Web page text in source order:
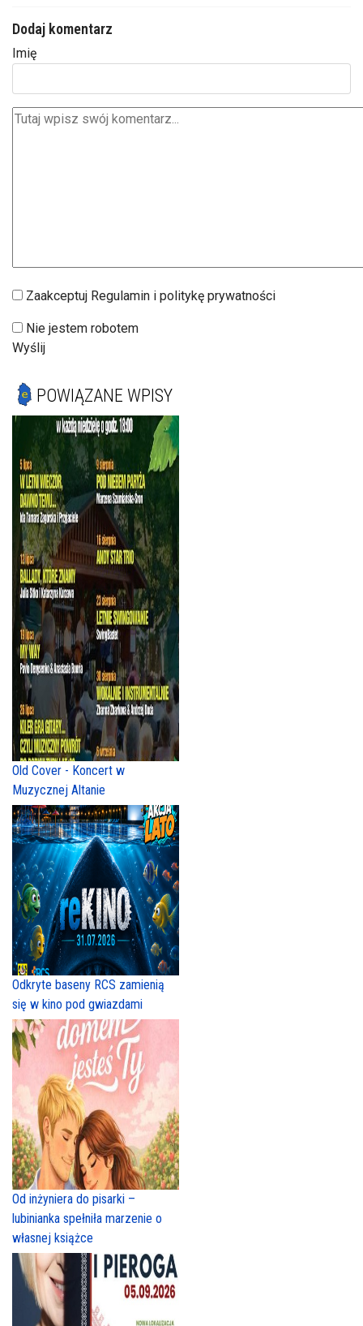
Dodaj komentarz
Imię
Zaakceptuj Regulamin i politykę prywatności
Nie jestem robotem
Wyślij
POWIĄZANE WPISY
Old Cover - Koncert w
Muzycznej Altanie
Odkryte baseny RCS zamienią
się w kino pod gwiazdami
Od inżyniera do pisarki –
lubinianka spełniła marzenie o
własnej książce